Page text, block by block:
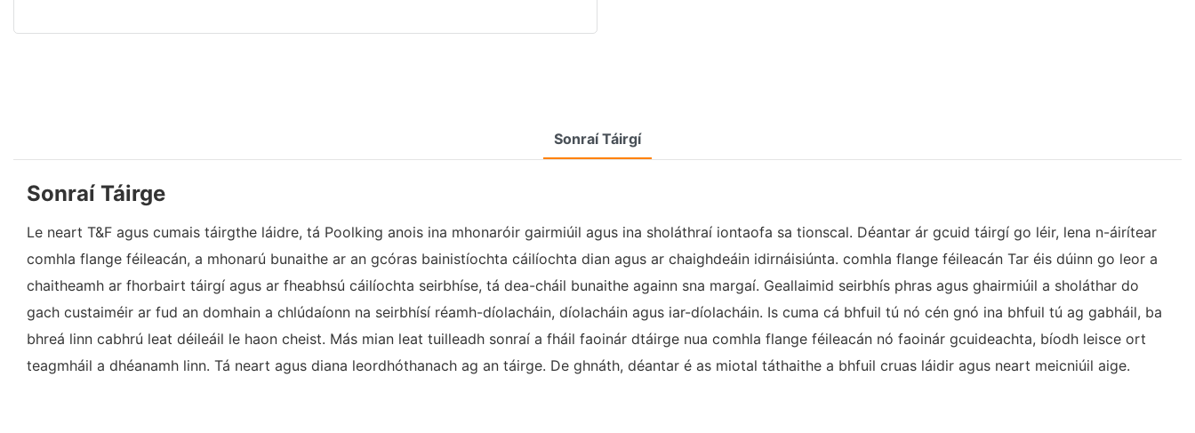
Sonraí Táirgí
Sonraí Táirge
Le neart T&F agus cumais táirgthe láidre, tá Poolking anois ina mhonaróir gairmiúil agus ina sholáthraí iontaofa sa tionscal. Déantar ár gcuid táirgí go léir, lena n-áirítear
comhla flange féileacán, a mhonarú bunaithe ar an gcóras bainistíochta cáilíochta dian agus ar chaighdeáin idirnáisiúnta. comhla flange féileacán Tar éis dúinn go leor a
chaitheamh ar fhorbairt táirgí agus ar fheabhsú cáilíochta seirbhíse, tá dea-cháil bunaithe againn sna margaí. Geallaimid seirbhís phras agus ghairmiúil a sholáthar do
gach custaiméir ar fud an domhain a chlúdaíonn na seirbhísí réamh-díolacháin, díolacháin agus iar-díolacháin. Is cuma cá bhfuil tú nó cén gnó ina bhfuil tú ag gabháil, ba
bhreá linn cabhrú leat déileáil le haon cheist. Más mian leat tuilleadh sonraí a fháil faoinár dtáirge nua comhla flange féileacán nó faoinár gcuideachta, bíodh leisce ort
teagmháil a dhéanamh linn. Tá neart agus diana leordhóthanach ag an táirge. De ghnáth, déantar é as miotal táthaithe a bhfuil cruas láidir agus neart meicniúil aige.